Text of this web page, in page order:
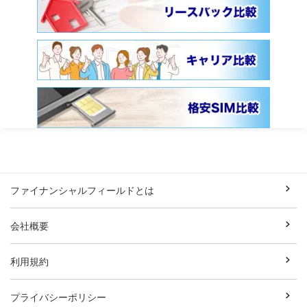
ファイナンシャルフィールドとは
会社概要
利用規約
プライバシーポリシー